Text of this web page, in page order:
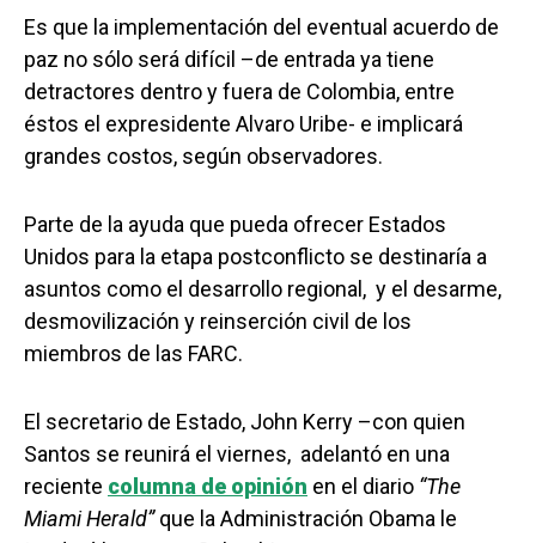
Es que la implementación del eventual acuerdo de
paz no sólo será difícil –de entrada ya tiene
detractores dentro y fuera de Colombia, entre
éstos el expresidente Alvaro Uribe- e implicará
grandes costos, según observadores.
Parte de la ayuda que pueda ofrecer Estados
Unidos para la etapa postconflicto se destinaría a
asuntos como el desarrollo regional, y el desarme,
desmovilización y reinserción civil de los
miembros de las FARC.
El secretario de Estado, John Kerry –con quien
Santos se reunirá el viernes, adelantó en una
reciente columna de opinión en el diario “The
Miami Herald”que la Administración Obama le